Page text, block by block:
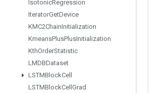
IsotonicRegression
IteratorGetDevice
KMC2ChainInitialization
KmeansPlusPlusInitialization
KthOrderStatistic
LMDBDataset
LSTMBlockCell
LSTMBlockCell Grad